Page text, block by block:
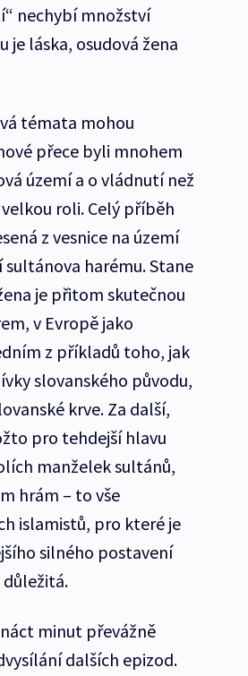
nechybí množství
láska, osudová žena
témata mohou
přece byli mnohem
území a o vládnutí než
roli. Celý příběh
z vesnice na území
sultánova harému. Stane
je přitom skutečnou
v Evropě jako
z příkladů toho, jak
slovanského původu,
krve. Za další,
pro tehdejší hlavu
manželek sultánů,
hrám – to vše
islamistů, pro které je
silného postavení
důležitá.
minut převážně
dalších epizod.